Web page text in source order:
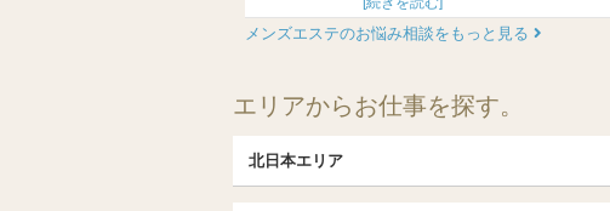
答えしたいと思います。 ■メンズエステはなぜ稼げるのか？を知ると現実が見えます 男性を接
客する仕事には、当然、向き不向
メンズエステのお悩み相談をもっと見る
エリアからお仕事を探す。
北日本エリア